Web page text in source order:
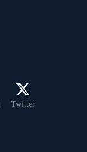
Twitter